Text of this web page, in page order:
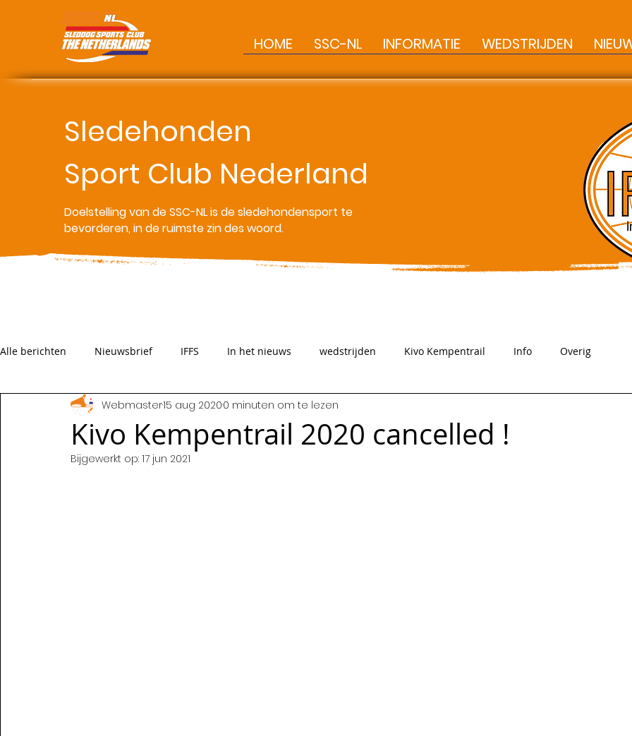
HOME SSC-NL INFORMATIE WEDSTRIJDEN
Alle berichten Nieuwsbrief IFFS In het nieuws wedstrijden Kivo Kempentrail Info Overig
Overleden
Kivo Kempentrail 2020 cancelled !
Webmaster15 aug 20200 minuten om te lezen
Bijgewerkt op: 17 jun 2021
Sledehonden
Sport Club Nederland
Doelstelling van de SSC-NL is de sledehondensport te
bevorderen, in de ruimste zin des woord.